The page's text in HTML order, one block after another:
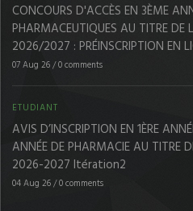
CONCOURS D'ACCÈS EN 3ÈME
PHARMACEUTIQUES AU TITRE DE
2026/2027 : PRÉINSCRIPTION EN
07 Aug 26/0 comments
ETUDIANT
AVIS D’INSCRIPTION EN 1ÈRE
ANNÉE DE PHARMACIE AU TITRE
2026-2027 Itération2
04 Aug 26/0 comments